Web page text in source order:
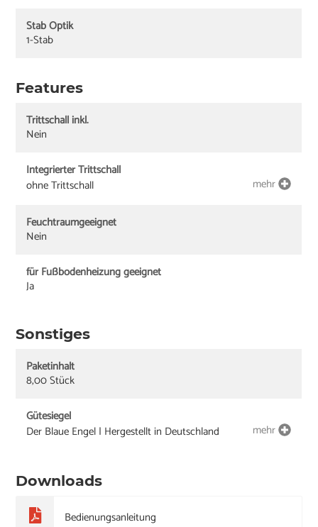
Stab Optik
1-Stab
Features
Trittschall inkl.
Nein
Integrierter Trittschall
ohne Trittschall
mehr
Feuchtraumgeeignet
Nein
für Fußbodenheizung geeignet
Ja
Sonstiges
Paketinhalt
8,00 Stück
Gütesiegel
Der Blaue Engel | Hergestellt in Deutschland
mehr
Downloads
Bedienungsanleitung